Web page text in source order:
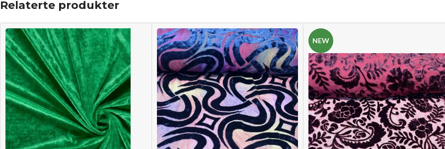
Relaterte produkter
NEW